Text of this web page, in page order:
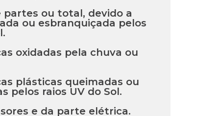
partes ou total, devido a
ou esbranquiçada pelos
oxidadas pela chuva ou
plásticas queimadas ou
pelos raios UV do Sol.
e da parte elétrica.